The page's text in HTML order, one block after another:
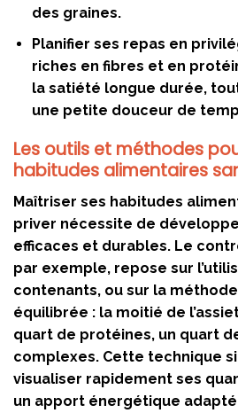
des graines.
Planifier ses repas en
riches en fibres et en
la satiété longue durée,
une petite douceur de
Les outils et méthodes
habitudes alimentaires
Maîtriser ses habitudes
priver nécessite de
efficaces et durables. Le
par exemple, repose sur
contenants, ou sur la
équilibrée : la moitié de
quart de protéines, un quart
complexes. Cette technique
visualiser rapidement ses
un apport énergétique